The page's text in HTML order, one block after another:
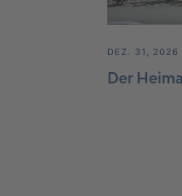
DEZ. 31, 2026
Der